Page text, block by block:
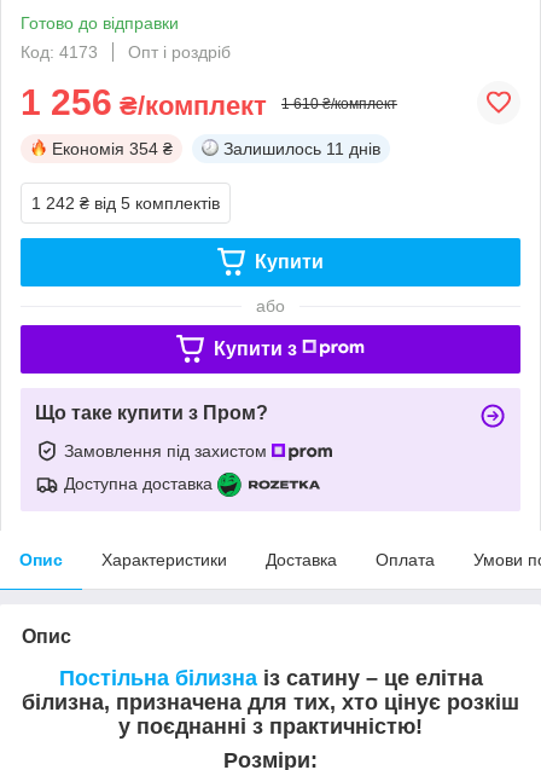
Готово до відправки
Код: 4173
Опт і роздріб
1 256 ₴/комплект 1 610 ₴/комплект
Економія 354 ₴ Залишилось 11 днів
1 242 ₴ від 5 комплектів
Купити
або
Купити з
Що таке купити з Пром?
Замовлення під захистом
Доступна доставка
Опис Характеристики Доставка Оплата Умови
Опис
Постільна білизнаіз сатину – це елітна
білизна, призначена для тих, хто цінує розкіш
у поєднанні з практичністю!
Розміри: